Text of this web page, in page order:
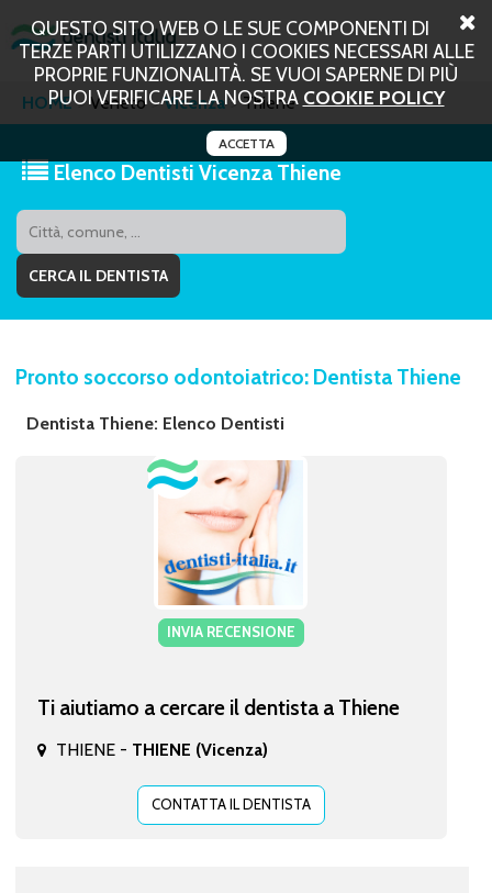
QUESTO SITO WEB O LE SUE COMPONENTI DI
TERZE PARTI UTILIZZANO I COOKIES NECESSARI ALLE
PROPRIE FUNZIONALITÀ. SE VUOI SAPERNE DI PIÙ
PUOI VERIFICARE LA NOSTRA COOKIE POLICY
ACCETTA
HOME Veneto Vicenza Thiene
Elenco Dentisti Vicenza Thiene
Pronto soccorso odontoiatrico: Dentista Thiene
Dentista Thiene: Elenco Dentisti
INVIA RECENSIONE
Ti aiutiamo a cercare il dentista a Thiene
THIENE - THIENE (Vicenza)
CONTATTA IL DENTISTA